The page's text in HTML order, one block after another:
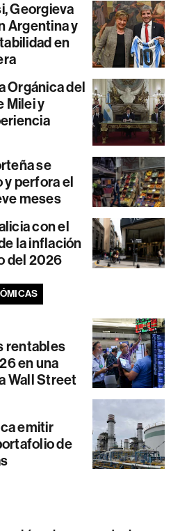
Georgieva
Argentina y
en
Orgánica del
Milei y
se
y perfora el
meses
con el
la inflación
del 2026
rentables
en una
Wall Street
emitir
de